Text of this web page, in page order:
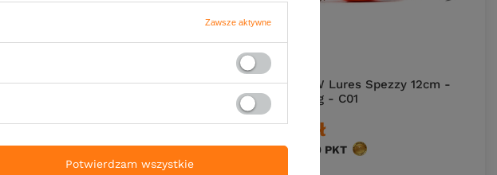
CW Lures Spezzy 10cm -
zł
za: 1980PKTpunktów
Przynęta CW Lures Spezzy 12cm -
tonący - 69g - C01
80,00 zł
Kup za: 2640 PKT punktów
Zawsze aktywne
Potwierdzam wszystkie